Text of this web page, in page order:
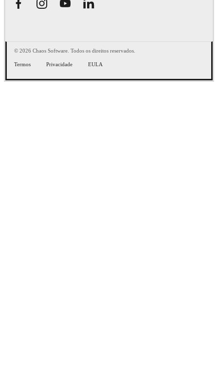
© 2026 Chaos Software. Todos os direitos reservados.
Termos Privacidade EULA